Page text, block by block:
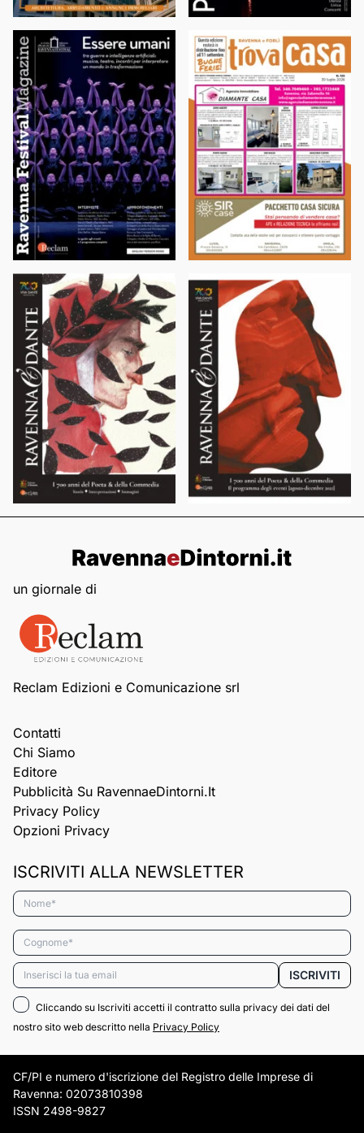
un giornale di
Reclam Edizioni e Comunicazione srl
Contatti
Chi Siamo
Editore
Pubblicità Su RavennaeDintorni.it
Privacy Policy
Opzioni Privacy
ISCRIVITI ALLA NEWSLETTER
Nome*
Cognome*
Email* ISCRIVITI
Cliccando su Iscriviti accetti il contratto sulla privacy dei dati del
nostro sito web descritto nella Privacy Policy
CF/PI e numero d'iscrizione del Registro delle Imprese di
Ravenna: 02073810398
ISSN 2498-9827